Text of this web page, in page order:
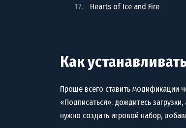
Hearts of Ice and Fire
Как
Проще всего ставить модификации
«Подписаться», дождитесь
нужно создать игровой набор,